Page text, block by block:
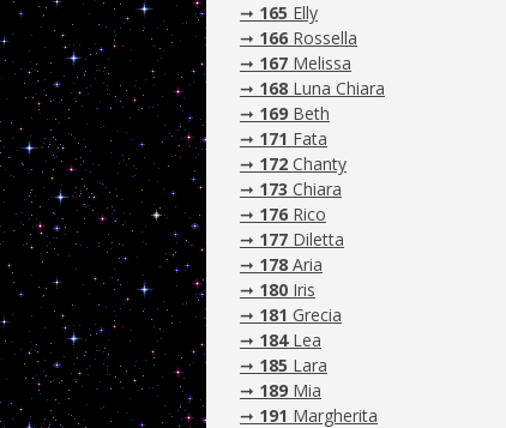
➞ 165 Elly
➞ 166 Rossella
➞ 167 Melissa
➞ 168 Luna Chiara
➞ 169 Beth
➞ 171 Fata
➞ 172 Chanty
➞ 173 Chiara
➞ 176 Rico
➞ 177 Diletta
➞ 178 Aria
➞ 180 Iris
➞ 181 Grecia
➞ 184Lea
➞ 185 Lara
➞ 189 Mia
➞ 191 Margherita